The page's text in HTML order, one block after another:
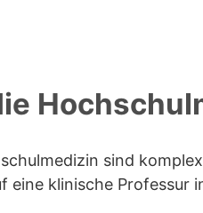
sind
klinische Professur